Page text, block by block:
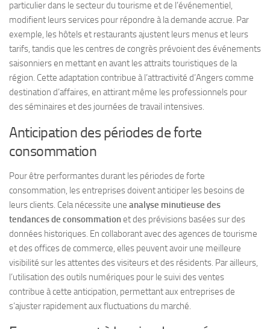
particulier dans le secteur du tourisme et de l’événementiel,
modifient leurs services pour répondre à la demande accrue. Par
exemple, les hôtels et restaurants ajustent leurs menus et leurs
tarifs, tandis que les centres de congrès prévoient des événements
saisonniers en mettant en avant les attraits touristiques de la
région. Cette adaptation contribue à l’attractivité d’Angers comme
destination d’affaires, en attirant même les professionnels pour
des séminaires et des journées de travail intensives.
Anticipation des périodes de forte
consommation
Pour être performantes durant les périodes de forte
consommation, les entreprises doivent anticiper les besoins de
leurs clients. Cela nécessite une analyse minutieuse des
tendances de consommationet des prévisions basées sur des
données historiques. En collaborant avec des agences de tourisme
et des offices de commerce, elles peuvent avoir une meilleure
visibilité sur les attentes des visiteurs et des résidents. Par ailleurs,
l’utilisation des outils numériques pour le suivi des ventes
contribue à cette anticipation, permettant aux entreprises de
s’ajuster rapidement aux fluctuations du marché.